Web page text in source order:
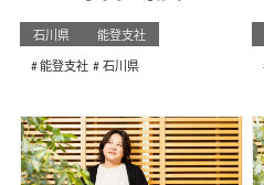
石川県 能登支社
能登支社 石川県